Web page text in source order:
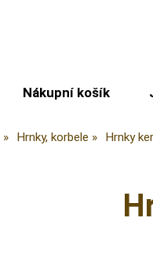
Nákupní košík
Hrnky, korbele Hrnky